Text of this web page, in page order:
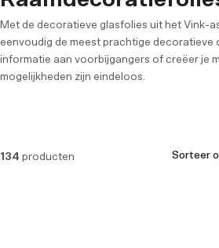
Met de decoratieve glasfolies uit het Vink-
eenvoudig de meest prachtige decoratieve
informatie aan voorbijgangers of creëer je
mogelijkheden zijn eindeloos.
134 producten Sorteer